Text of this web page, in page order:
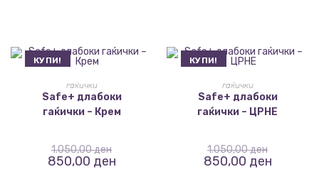
КУПИ!
ИЗБЕРИ ОПЦИИ
гаќички
Safe+ длабоки
гаќички – Крем
1.050,00ден
850,00 ден
КУПИ!
ИЗБЕРИ ОПЦИИ
гаќички
Safe+ длабоки
гаќички – ЦРНЕ
1.050,00ден
850,00 ден